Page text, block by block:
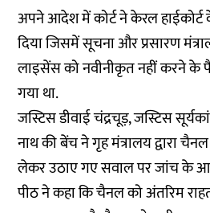
अपने आदेश में कोर्ट ने केरल
दिया जिसमें सूचना और प्रसारण
लाइसेंस को नवीनीकृत नहीं करने के
गया था.
जस्टिस डीवाई चंद्रचूड़, जस्टिस
नाथ की बेंच ने गृह मंत्रालय द्वारा
लेकर उठाए गए सवाल पर जांच के
पीठ ने कहा कि चैनल को अंतरिम